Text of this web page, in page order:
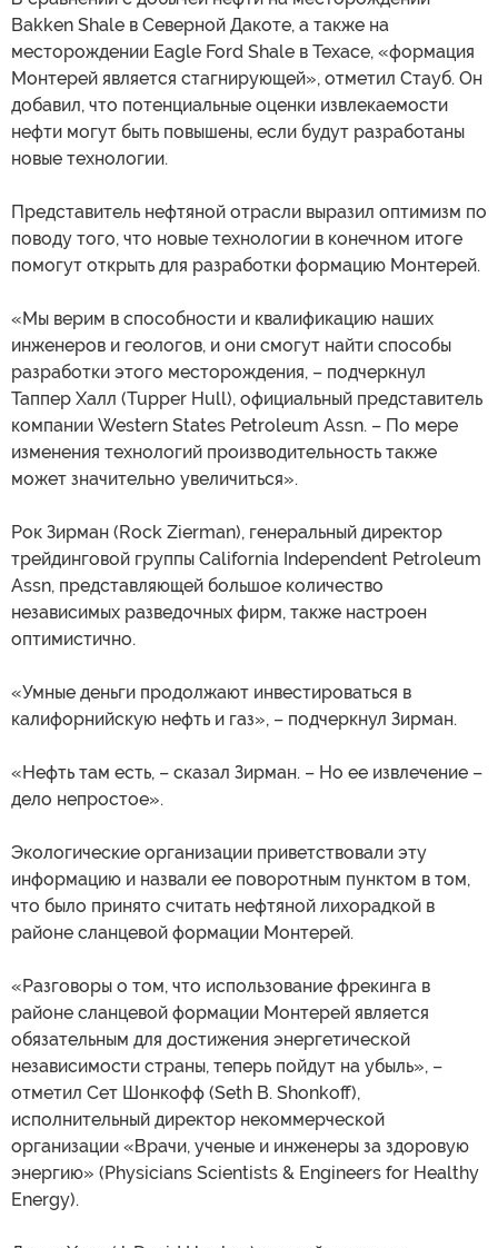
Bakken Shale в Северной Дакоте, а также на
месторождении Eagle Ford Shale в Техасе, «формация
Монтерей является стагнирующей», отметил Стауб. Он
добавил, что потенциальные оценки извлекаемости
нефти могут быть повышены, если будут разработаны
новые технологии.
Представитель нефтяной отрасли выразил оптимизм по
поводу того, что новые технологии в конечном итоге
помогут открыть для разработки формацию Монтерей.
«Мы верим в способности и квалификацию наших
инженеров и геологов, и они смогут найти способы
разработки этого месторождения, – подчеркнул
Таппер Халл (Tupper Hull), официальный представитель
компании Western States Petroleum Assn. – По мере
изменения технологий производительность также
может значительно увеличиться».
Рок Зирман (Rock Zierman), генеральный директор
трейдинговой группы California Independent Petroleum
Assn, представляющей большое количество
независимых разведочных фирм, также настроен
оптимистично.
«Умные деньги продолжают инвестироваться в
калифорнийскую нефть и газ», – подчеркнул Зирман.
«Нефть там есть, – сказал Зирман. – Но ее извлечение –
дело непростое».
Экологические организации приветствовали эту
информацию и назвали ее поворотным пунктом в том,
что было принято считать нефтяной лихорадкой в
районе сланцевой формации Монтерей.
«Разговоры о том, что использование фрекинга в
районе сланцевой формации Монтерей является
обязательным для достижения энергетической
независимости страны, теперь пойдут на убыль», –
отметил Сет Шонкофф (Seth B. Shonkoff),
исполнительный директор некоммерческой
организации «Врачи, ученые и инженеры за здоровую
энергию» (Physicians Scientists & Engineers for Healthy
Energy).